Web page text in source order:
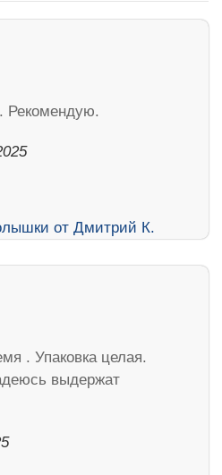
Рекомендую.
. Упаковка целая.
выдержат